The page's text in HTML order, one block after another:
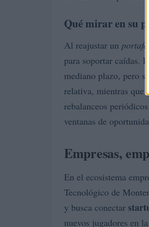
Qué mirar en su
Al reajustar un
para soportar caídas.
mediano plazo, pero su
relativa, mientras que
rebalanceos
ventanas de
Empresas,
En el ecosistema
Tecnológico de
y busca conectar
nuevos jugadores en